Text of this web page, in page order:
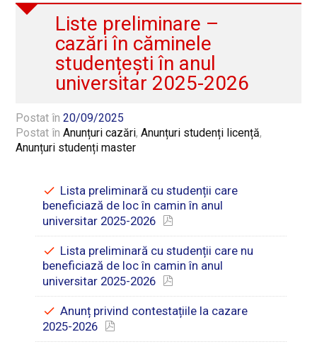
Liste preliminare –
cazări în căminele
studențești în anul
universitar 2025-2026
Postat în20/09/2025
Postat înAnunțuri cazări,Anunțuri studenți licență,
Anunțuri studenți master
Lista preliminară cu studenții care
beneficiază de loc în camin în anul
universitar 2025-2026
Lista preliminară cu studenții care nu
beneficiază de loc în camin în anul
universitar 2025-2026
Anunț privind contestațiile la cazare
2025-2026